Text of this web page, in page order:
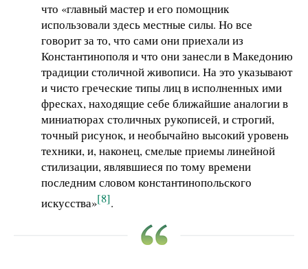
что «главный мастер и его помощник
использовали здесь местные силы. Но все
говорит за то, что сами они приехали из
Константинополя и что они занесли в Македонию
традиции столичной живописи. На это указывают
и чисто греческие типы лиц в исполненных ими
фресках, находящие себе ближайшие аналогии в
миниатюрах столичных рукописей, и строгий,
точный рисунок, и необычайно высокий уровень
техники, и, наконец, смелые приемы линейной
стилизации, являвшиеся по тому времени
последним словом константинопольского
искусства»[8].